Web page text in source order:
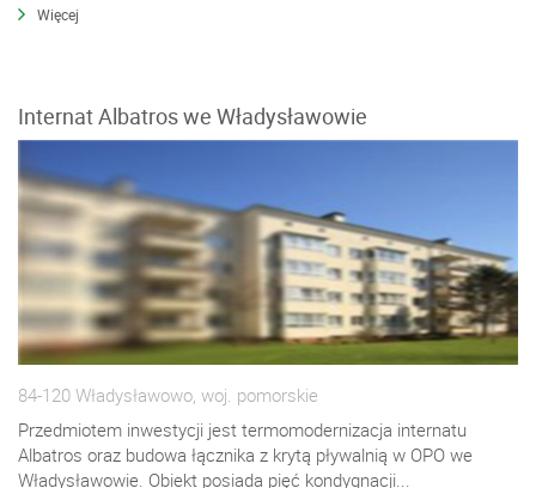
Więcej
Internat Albatros we Władysławowie
84-120 Władysławowo, woj. pomorskie
Przedmiotem inwestycji jest termomodernizacja internatu
Albatros oraz budowa łącznika z krytą pływalnią w OPO we
Władysławowie. Obiekt posiada pięć kondygnacji...